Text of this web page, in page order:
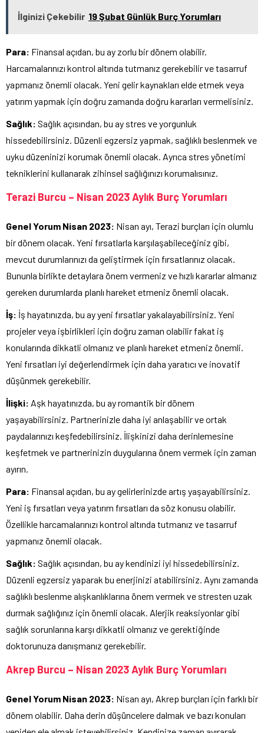
İlginizi Çekebilir 19 Şubat Günlük Burç Yorumları
Para: Finansal açıdan, bu ay zorlu bir dönem olabilir.
Harcamalarınızı kontrol altında tutmanız gerekebilir ve tasarruf
yapmanız önemli olacak. Yeni gelir kaynakları elde etmek veya
yatırım yapmak için doğru zamanda doğru kararları vermelisiniz.
Sağlık: Sağlık açısından, bu ay stres ve yorgunluk
hissedebilirsiniz. Düzenli egzersiz yapmak, sağlıklı beslenmek ve
uyku düzeninizi korumak önemli olacak. Ayrıca stres yönetimi
tekniklerini kullanarak zihinsel sağlığınızı korumalısınız.
Terazi Burcu – Nisan 2023 Aylık Burç Yorumları
Genel Yorum Nisan 2023: Nisan ayı, Terazi burçları için olumlu
bir dönem olacak. Yeni fırsatlarla karşılaşabileceğiniz gibi,
mevcut durumlarınızı da geliştirmek için fırsatlarınız olacak.
Bununla birlikte detaylara önem vermeniz ve hızlı kararlar almanız
gereken durumlarda planlı hareket etmeniz önemli olacak.
İş: İş hayatınızda, bu ay yeni fırsatlar yakalayabilirsiniz. Yeni
projeler veya işbirlikleri için doğru zaman olabilir fakat iş
konularında dikkatli olmanız ve planlı hareket etmeniz önemli.
Yeni fırsatları iyi değerlendirmek için daha yaratıcı ve inovatif
düşünmek gerekebilir.
İlişki: Aşk hayatınızda, bu ay romantik bir dönem
yaşayabilirsiniz. Partnerinizle daha iyi anlaşabilir ve ortak
paydalarınızı keşfedebilirsiniz. İlişkinizi daha derinlemesine
keşfetmek ve partnerinizin duygularına önem vermek için zaman
ayırın.
Para: Finansal açıdan, bu ay gelirlerinizde artış yaşayabilirsiniz.
Yeni iş fırsatları veya yatırım fırsatları da söz konusu olabilir.
Özellikle harcamalarınızı kontrol altında tutmanız ve tasarruf
yapmanız önemli olacak.
Sağlık: Sağlık açısından, bu ay kendinizi iyi hissedebilirsiniz.
Düzenli egzersiz yaparak bu enerjinizi atabilirsiniz. Aynı zamanda
sağlıklı beslenme alışkanlıklarına önem vermek ve stresten uzak
durmak sağlığınız için önemli olacak. Alerjik reaksiyonlar gibi
sağlık sorunlarına karşı dikkatli olmanız ve gerektiğinde
doktorunuza danışmanız gerekebilir.
Akrep Burcu – Nisan 2023 Aylık Burç Yorumları
Genel Yorum Nisan 2023: Nisan ayı, Akrep burçları için farklı bir
dönem olabilir. Daha derin düşüncelere dalmak ve bazı konuları